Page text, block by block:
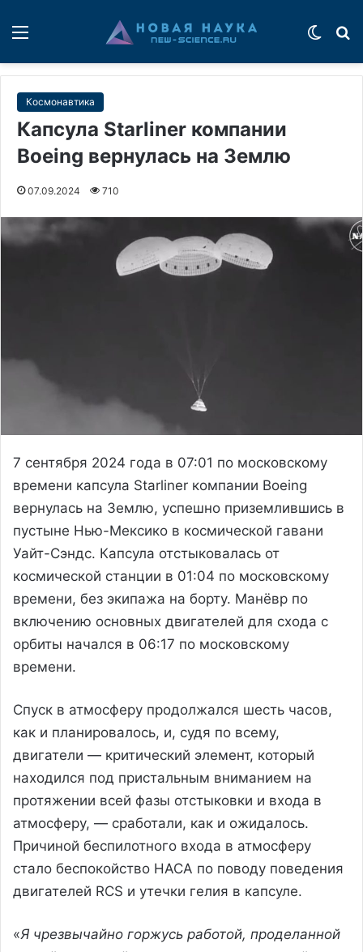
Космонавтика
Капсула Starliner компании
Boeing вернулась на Землю
07.09.2024 710
7 сентября 2024 года в 07:01 по московскому
времени капсула Starliner компании Boeing
вернулась на Землю, успешно приземлившись в
пустыне Нью-Мексико в космической гавани
Уайт-Сэндс. Капсула отстыковалась от
космической станции в 01:04 по московскому
времени, без экипажа на борту. Манёвр по
включению основных двигателей для схода с
орбиты начался в 06:17 по московскому
времени.
Спуск в атмосферу продолжался шесть часов,
как и планировалось, и, судя по всему,
двигатели — критический элемент, который
находился под пристальным вниманием на
протяжении всей фазы отстыковки и входа в
атмосферу, — сработали, как и ожидалось.
Причиной беспилотного входа в атмосферу
стало беспокойство НАСА по поводу поведения
двигателей RCS и утечки гелия в капсуле.
«Я чрезвычайно горжусь работой, проделанной